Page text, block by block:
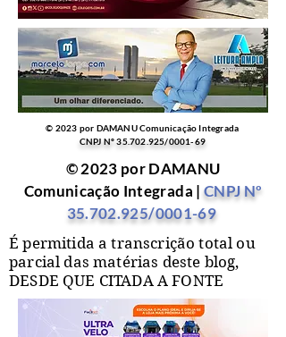
© 2023 por DAMANU Comunicação Integrada
CNPJ Nº35.702.925/0001-69
© 2023 por DAMANU
Comunicação Integrada | CNPJ Nº
35.702.925/0001-69
É permitida a transcrição total ou
parcial das matérias deste blog,
DESDE QUE CITADA A FONTE